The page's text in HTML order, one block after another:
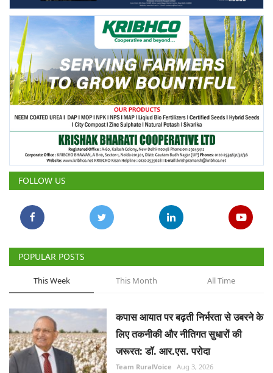
Language
English Hindi
FOLLOW US
POPULAR POSTS
This Week This Month All Time
कपास आयात पर बढ़ती निर्भरता से उबरने के
लिए तकनीकी और नीतिगत सुधारों की
जरूरत: डॉ. आर.एस. परोदा
Team RuralVoice Aug 3, 2026